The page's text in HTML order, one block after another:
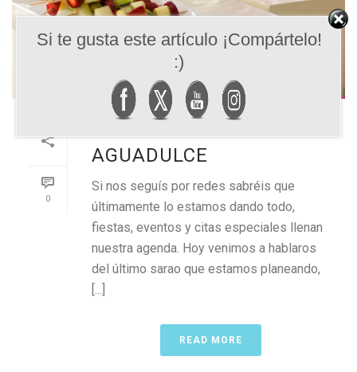
0
AGUADULCE
Si nos seguís por redes sabréis que
últimamente lo estamos dando todo,
fiestas, eventos y citas especiales llenan
nuestra agenda. Hoy venimos a hablaros
del último sarao que estamos planeando,
[...]
READ MORE
Si te gusta este artículo ¡Compártelo!
:)